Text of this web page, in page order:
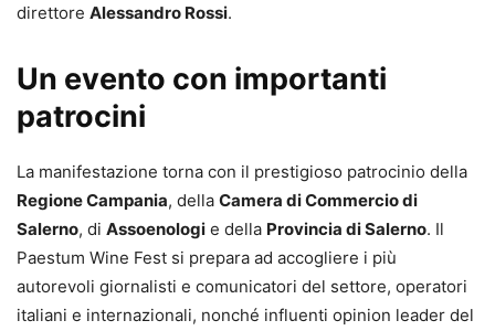
direttore Alessandro Rossi.
Un evento con importanti
patrocini
La manifestazione torna con il prestigioso patrocinio della
Regione Campania, della Camera di Commercio di
Salerno, di Assoenologi e della Provincia di Salerno. Il
Paestum Wine Fest si prepara ad accogliere i più
autorevoli giornalisti e comunicatori del settore, operatori
italiani e internazionali, nonché influenti opinion leader del